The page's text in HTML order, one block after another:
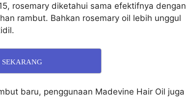
rosemary diketahui sama efektifnya dengan
rambut. Bahkan rosemary oil lebih unggul
SEKARANG
baru, penggunaan Madevine Hair Oil juga